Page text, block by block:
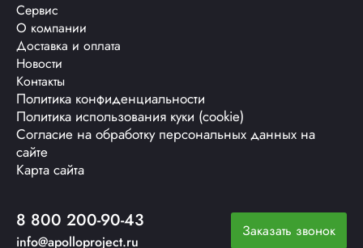
Сервис
О компании
Доставка и оплата
Новости
Контакты
Политика конфиденциальности
Политика использования куки (cookie)
Согласие на обработку персональных данных на
сайте
Карта сайта
8 800 200-90-43
info@apolloproject.ru
Заказать звонок